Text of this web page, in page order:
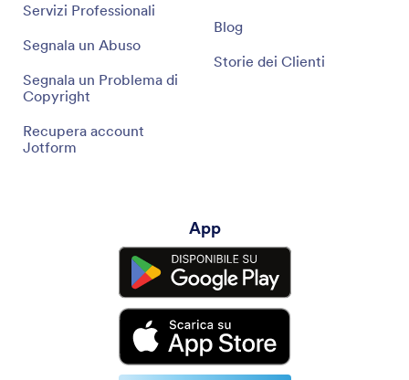
Servizi Professionali
Segnala un Abuso
Segnala un Problema di
Copyright
Recupera account
Jotform
Blog
Storie dei Clienti
App